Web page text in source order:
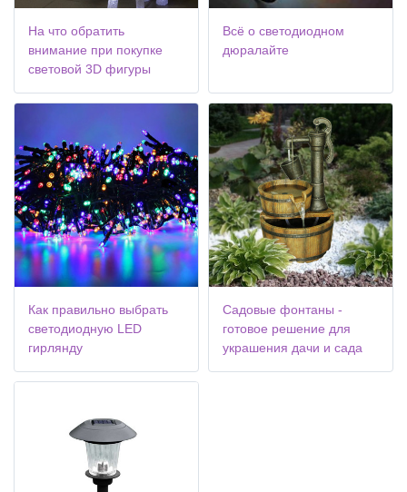
На что обратить
внимание при покупке
световой 3D фигуры
Всё о светодиодном
дюралайте
Как правильно выбрать
светодиодную LED
гирлянду
Садовые фонтаны -
готовое решение для
украшения дачи и сада